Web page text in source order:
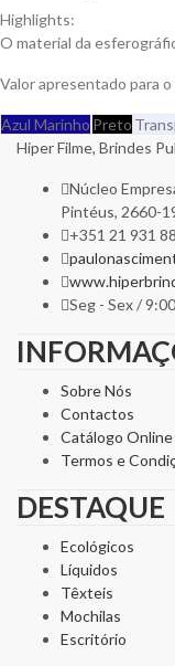
Highlights:
O material da
Valor apresentado para
Azul Marinho Preto
Hiper Filme, Brindes
Núcleo
Pintéus, 2660-
+351 21 931
Seg - Sex /
Sobre Nós
Contactos
Catálogo Online
Termos e
DESTAQUE
Ecológicos
Líquidos
Têxteis
Mochilas
Escritório